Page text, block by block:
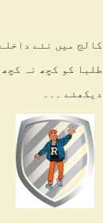
کالج میں نئے
طلبا کو کچھ نہ
دیکھئے ۔۔۔